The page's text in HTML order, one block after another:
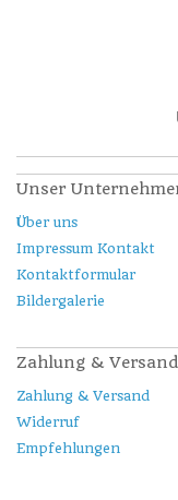
Unser
Über uns
Impressum Kontakt
Kontaktformular
Bildergalerie
Zahlung & Versand
Zahlung & Versand
Widerruf
Empfehlungen